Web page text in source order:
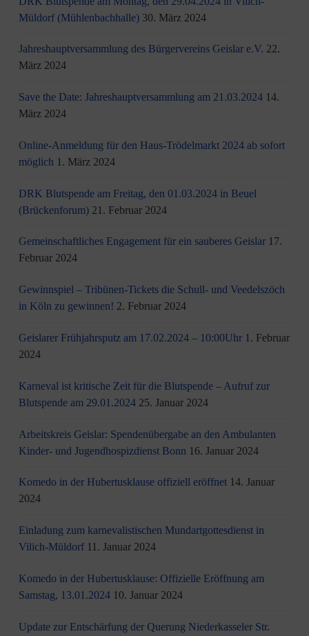
Müldorf (Mühlenbachhalle) 30. März 2024
Jahreshauptversammlung des Bürgervereins Geislar e.V. 22.
März 2024
Save the Date: Jahreshauptversammlung am 21.03.2024 14.
März 2024
Online-Anmeldung für den Haus-Trödelmarkt 2024 ab sofort
möglich 1. März 2024
DRK Blutspende am Freitag, den 01.03.2024 in Beuel
(Brückenforum) 21. Februar 2024
Gemeinschaftliches Engagement für ein sauberes Geislar 17.
Februar 2024
Gewinnspiel – Tribünen-Tickets die Schull- und Veedelszöch
in Köln zu gewinnen! 2. Februar 2024
Geislarer Frühjahrsputz am 17.02.2024 – 10:00Uhr 1. Februar
2024
Karneval ist kritische Zeit für die Blutspende – Aufruf zur
Blutspende am 29.01.2024 25. Januar 2024
Arbeitskreis Geislar: Spendenübergabe an den Ambulanten
Kinder- und Jugendhospizdienst Bonn 16. Januar 2024
Komedo in der Hubertusklause offiziell eröffnet 14. Januar
2024
Einladung zum karnevalistischen Mundartgottesdienst in
Vilich-Müldorf 11. Januar 2024
Komedo in der Hubertusklause: Offizielle Eröffnung am
Samstag, 13.01.2024 10. Januar 2024
Update zur Entschärfung der Querung Niederkasseler Str.